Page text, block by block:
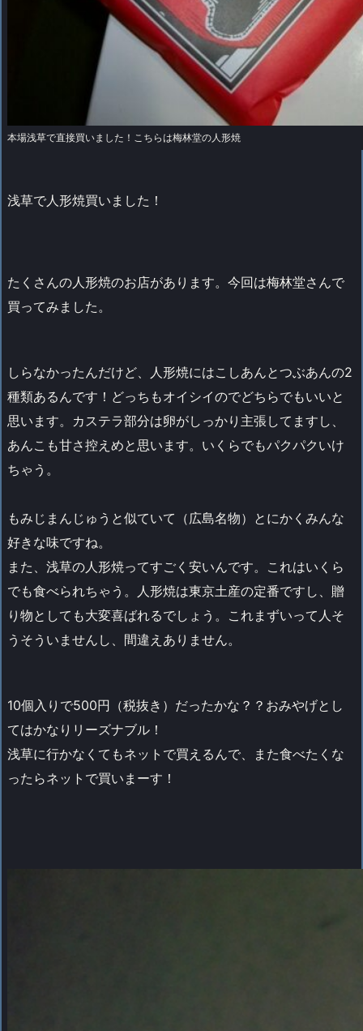
本場浅草で直接買いました！こちらは梅林堂の人形焼
浅草で人形焼買いました！
たくさんの人形焼のお店があります。今回は梅林堂さんで
買ってみました。
しらなかったんだけど、人形焼にはこしあんとつぶあんの2
種類あるんです！どっちもオイシイのでどちらでもいいと
思います。カステラ部分は卵がしっかり主張してますし、
あんこも甘さ控えめと思います。いくらでもパクパクいけ
ちゃう。
もみじまんじゅうと似ていて（広島名物）とにかくみんな
好きな味ですね。
また、浅草の人形焼ってすごく安いんです。これはいくら
でも食べられちゃう。人形焼は東京土産の定番ですし、贈
り物としても大変喜ばれるでしょう。これまずいって人そ
うそういませんし、間違えありません。
10個入りで500円（税抜き）だったかな？？おみやげとし
てはかなりリーズナブル！
浅草に行かなくてもネットで買えるんで、また食べたくな
ったらネットで買いまーす！